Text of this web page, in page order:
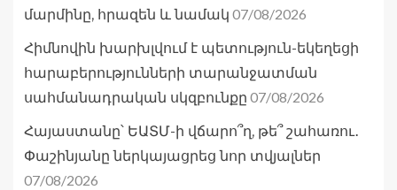
մարմինը, հրազեն և նամակ 07/08/2026
Հիմնովին խարխլվում է պետություն-եկեղեցի
հարաբերությունների տարանջատման
սահմանադրական սկզբունքը 07/08/2026
Հայաստանը՝ ԵԱՏՄ-ի վճարո՞ղ, թե՞ շահառու․
Փաշինյանը ներկայացրեց նոր տվյալներ
07/08/2026